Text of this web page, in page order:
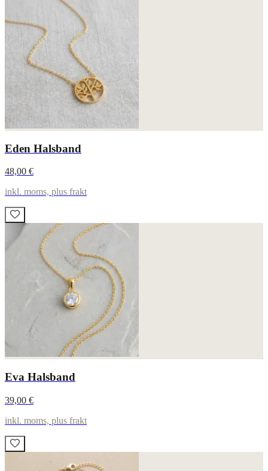
Eden Halsband
48,00 €
inkl. moms, plus frakt
Eva Halsband
39,00 €
inkl. moms, plus frakt